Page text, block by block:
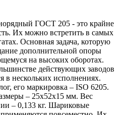
ГОСТ 205 - это крайне
Их можно встретить в самых
Основная задача, которую
дополнительной опоры
на высоких оборотах.
действующих заводов
в нескольких исполнениях.
его маркировка – ISO 6205.
– 25х52х15 мм. Вес
– 0,133 кг. Шариковые